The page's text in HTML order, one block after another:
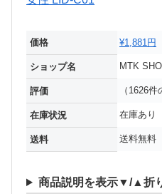
価格 ¥1,881円
ショップ名 MTK
評価 （1626件
在庫状況 在庫あり
送料 送料無料
商品説明を表示▼/▲折